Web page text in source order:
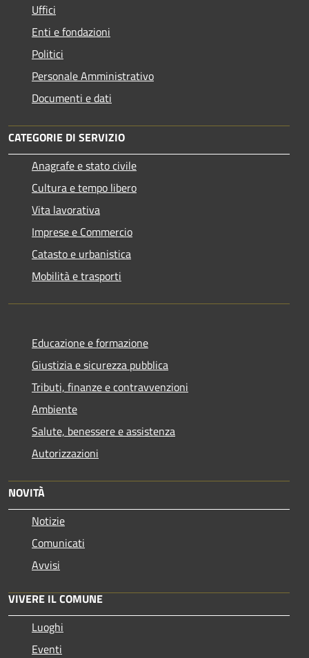
Uffici
Enti e fondazioni
Politici
Personale Amministrativo
Documenti e dati
CATEGORIE DI SERVIZIO
Anagrafe e stato civile
Cultura e tempo libero
Vita lavorativa
Imprese e Commercio
Catasto e urbanistica
Mobilità e trasporti
Educazione e formazione
Giustizia e sicurezza pubblica
Tributi, finanze e contravvenzioni
Ambiente
Salute, benessere e assistenza
Autorizzazioni
NOVITÀ
Notizie
Comunicati
Avvisi
VIVERE IL COMUNE
Luoghi
Eventi